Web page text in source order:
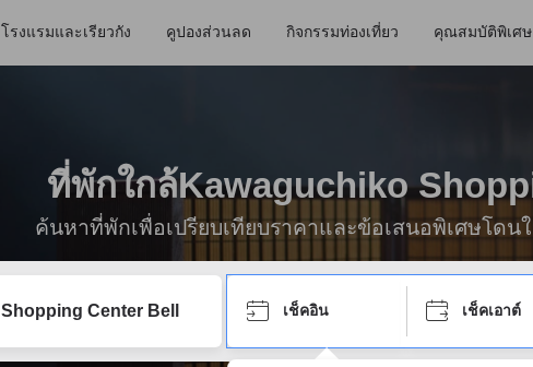
โรงแรมและเรียวกัง คูปองส่วนลด กิจกรรมท่องเที่ยว คุณสมบัติพิเศษ
ที่พักใกล้Kawaguchiko
ค้นหาที่พักเพื่อเปรียบเทียบราคาและข้อเสนอพิเศษโดน
เช็คอิน เช็คเอาต์